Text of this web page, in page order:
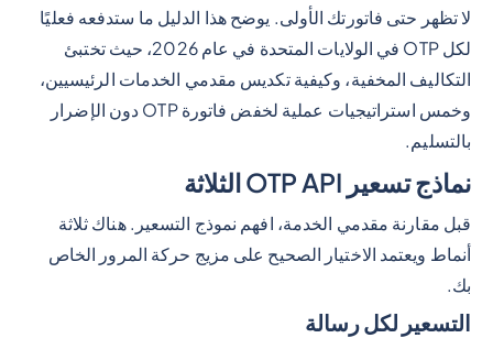
لا تظهر حتى فاتورتك الأولى. يوضح هذا الدليل ما ستدفعه فعليًا
لكل OTP في الولايات المتحدة في عام 2026، حيث تختبئ
التكاليف المخفية، وكيفية تكديس مقدمي الخدمات الرئيسيين،
وخمس استراتيجيات عملية لخفض فاتورة OTP دون الإضرار
بالتسليم.
نماذج تسعير OTP API الثلاثة
قبل مقارنة مقدمي الخدمة، افهم نموذج التسعير. هناك ثلاثة
أنماط ويعتمد الاختيار الصحيح على مزيج حركة المرور الخاص
بك.
التسعير لكل رسالة